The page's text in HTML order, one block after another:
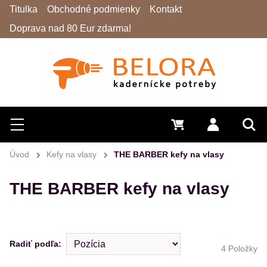
Hľadať
Menu Prihlásiť
0 €
Titulka Obchodné podmienky
Kontakt
Doprava nad 80 Eur zdarma!
Úvod Kefy na vlasy THE BARBER kefy na vlasy
THE BARBER kefy na vlasy
Radiť podľa: 4 Položky